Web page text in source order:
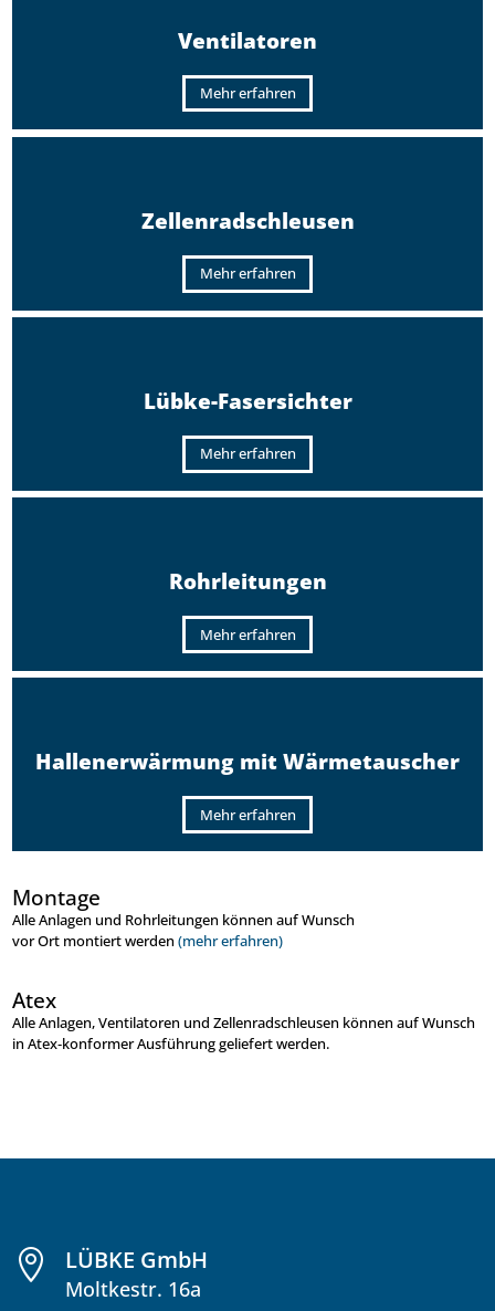
Ventilatoren
Mehr erfahren
Zellenradschleusen
Mehr erfahren
Lübke-Fasersichter
Mehr erfahren
Rohrleitungen
Mehr erfahren
Hallenerwärmung mit Wärmetauscher
Mehr erfahren
Montage
Alle Anlagen und Rohrleitungen können auf Wunsch
vor Ort montiert werden(mehr erfahren)
Atex
Alle Anlagen, Ventilatoren und Zellenradschleusen können auf Wunsch
in Atex‑konformer Ausführung geliefert werden.
 LÜBKE GmbH
Moltkestr. 16a